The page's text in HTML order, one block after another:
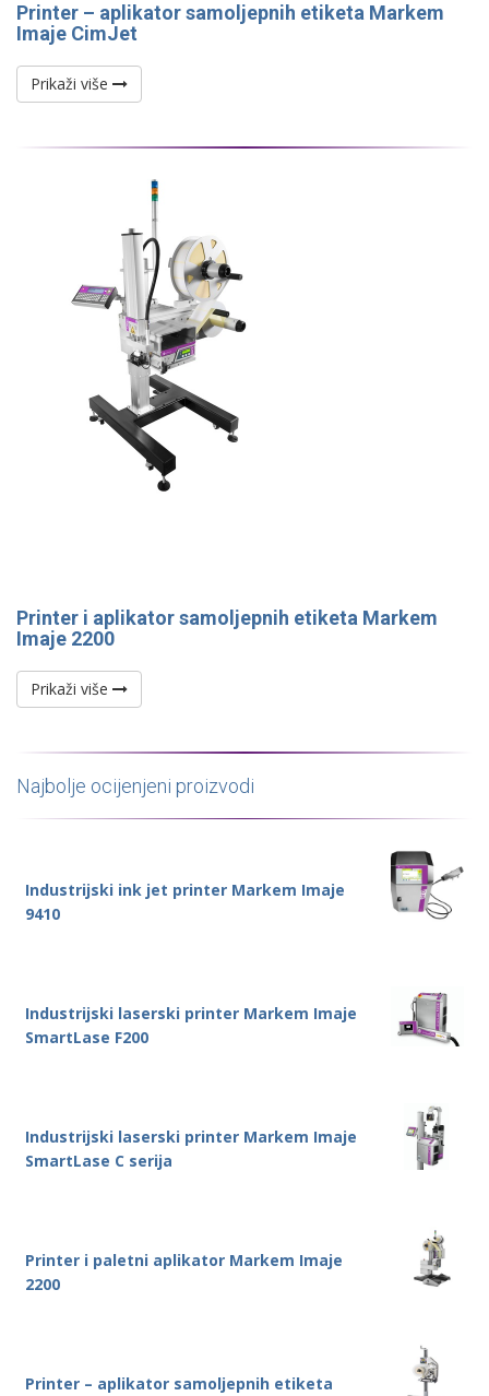
Printer – aplikator samoljepnih etiketa Markem
Imaje CimJet
Prikaži više
Printer i aplikator samoljepnih etiketa Markem
Imaje 2200
Prikaži više
Najbolje ocijenjeni proizvodi
Industrijski ink jet printer Markem Imaje
9410
Industrijski laserski printer Markem Imaje
SmartLase F200
Industrijski laserski printer Markem Imaje
SmartLase C serija
Printer i paletni aplikator Markem Imaje
2200
Printer – aplikator samoljepnih etiketa